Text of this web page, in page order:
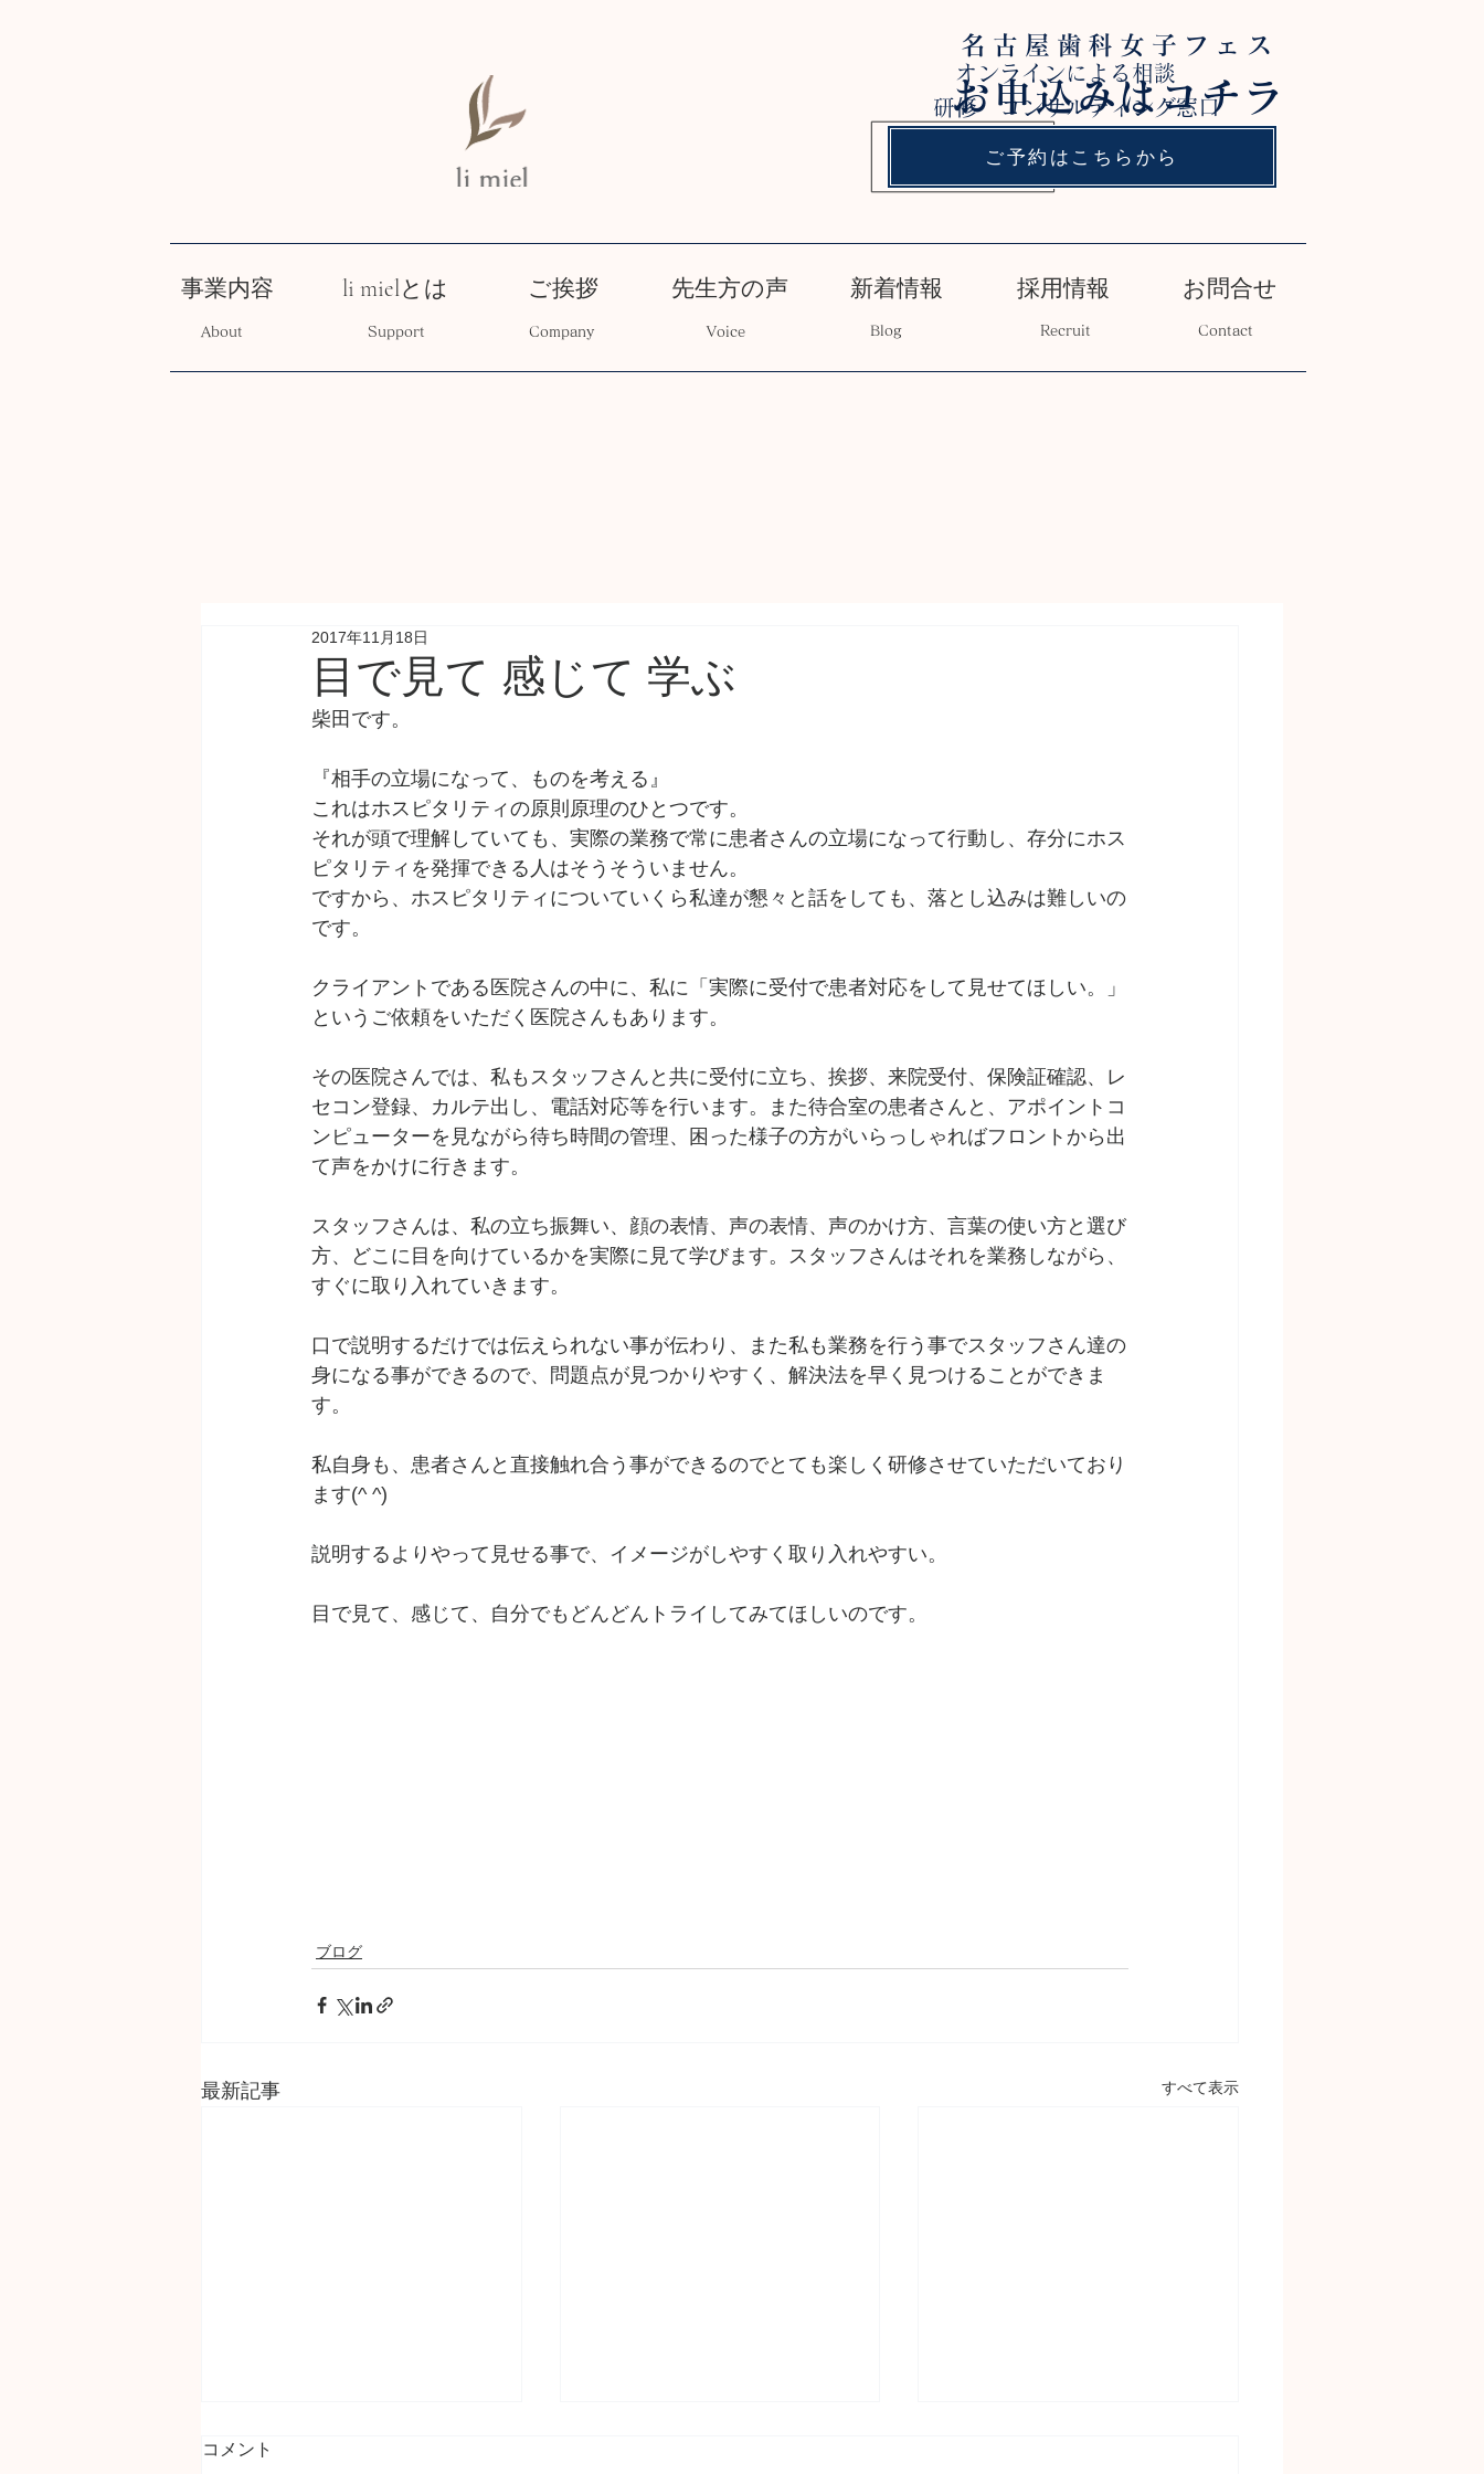
お申込みはコチラ
名古屋歯科女子フェス
オンラインによる相談
研修 コンサルティング窓口
ご予約はこちらから
事業内容 li mielとは ご挨拶 先生方の声 新着情報 採用情報 お問合せ
About Support Company Voice Blog Recruit Contact
目で見て 感じて 学ぶ
2017年11月18日
柴田です。
『相手の立場になって、ものを考える』
これはホスピタリティの原則原理のひとつです。
それが頭で理解していても、実際の業務で常に患者さんの立場になって行動し、存分にホス
ピタリティを発揮できる人はそうそういません。
ですから、ホスピタリティについていくら私達が懇々と話をしても、落とし込みは難しいの
です。
クライアントである医院さんの中に、私に「実際に受付で患者対応をして見せてほしい。」
というご依頼をいただく医院さんもあります。
その医院さんでは、私もスタッフさんと共に受付に立ち、挨拶、来院受付、保険証確認、レ
セコン登録、カルテ出し、電話対応等を行います。また待合室の患者さんと、アポイントコ
ンピューターを見ながら待ち時間の管理、困った様子の方がいらっしゃればフロントから出
て声をかけに行きます。
スタッフさんは、私の立ち振舞い、顔の表情、声の表情、声のかけ方、言葉の使い方と選び
方、どこに目を向けているかを実際に見て学びます。スタッフさんはそれを業務しながら、
すぐに取り入れていきます。
口で説明するだけでは伝えられない事が伝わり、また私も業務を行う事でスタッフさん達の
身になる事ができるので、問題点が見つかりやすく、解決法を早く見つけることができま
す。
私自身も、患者さんと直接触れ合う事ができるのでとても楽しく研修させていただいており
ます(^ ^)
説明するよりやって見せる事で、イメージがしやすく取り入れやすい。
目で見て、感じて、自分でもどんどんトライしてみてほしいのです。
ブログ
最新記事 すべて表示
コメント